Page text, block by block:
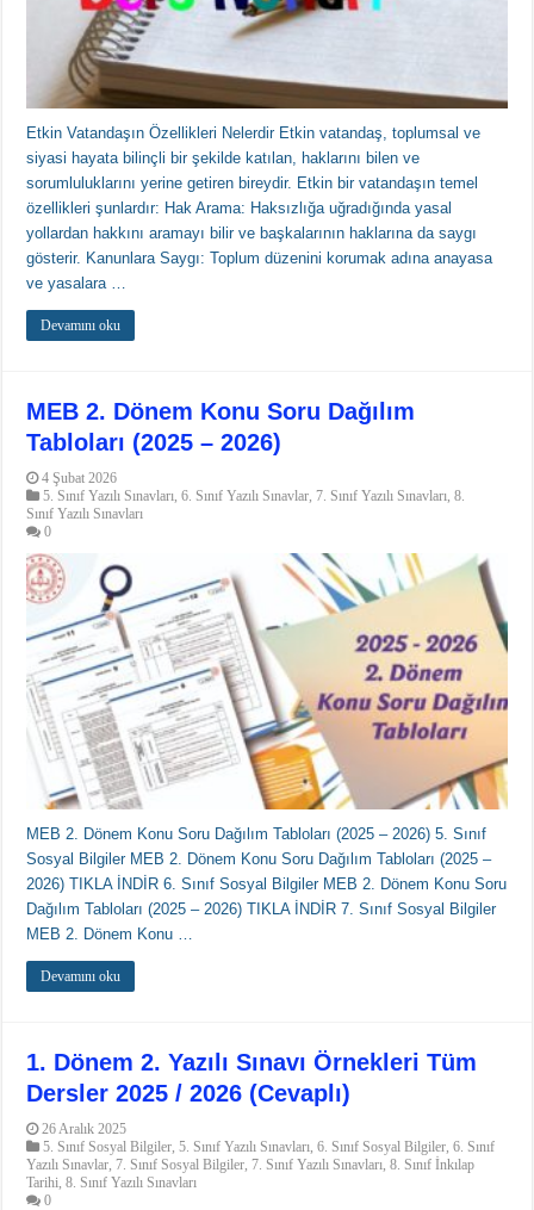
Etkin Vatandaşın Özellikleri Nelerdir Etkin vatandaş, toplumsal ve
siyasi hayata bilinçli bir şekilde katılan, haklarını bilen ve
sorumluluklarını yerine getiren bireydir. Etkin bir vatandaşın temel
özellikleri şunlardır: Hak Arama: Haksızlığa uğradığında yasal
yollardan hakkını aramayı bilir ve başkalarının haklarına da saygı
gösterir. Kanunlara Saygı: Toplum düzenini korumak adına anayasa
ve yasalara …
Devamını oku
MEB 2. Dönem Konu Soru Dağılım
Tabloları (2025 – 2026)
4 Şubat 2026
5. Sınıf Yazılı Sınavları ,6. Sınıf Yazılı Sınavlar ,7. Sınıf Yazılı Sınavları ,8.
Sınıf Yazılı Sınavları
0
MEB 2. Dönem Konu Soru Dağılım Tabloları (2025 – 2026) 5. Sınıf
Sosyal Bilgiler MEB 2. Dönem Konu Soru Dağılım Tabloları (2025 –
2026) TIKLA İNDİR 6. Sınıf Sosyal Bilgiler MEB 2. Dönem Konu Soru
Dağılım Tabloları (2025 – 2026) TIKLA İNDİR 7. Sınıf Sosyal Bilgiler
MEB 2. Dönem Konu …
Devamını oku
1. Dönem 2. Yazılı Sınavı Örnekleri Tüm
Dersler 2025 / 2026 (Cevaplı)
26 Aralık 2025
5. Sınıf Sosyal Bilgiler ,5. Sınıf Yazılı Sınavları ,6. Sınıf Sosyal Bilgiler ,6. Sınıf
Yazılı Sınavlar ,7. Sınıf Sosyal Bilgiler ,7. Sınıf Yazılı Sınavları ,8. Sınıf İnkılap
Tarihi ,8. Sınıf Yazılı Sınavları
0